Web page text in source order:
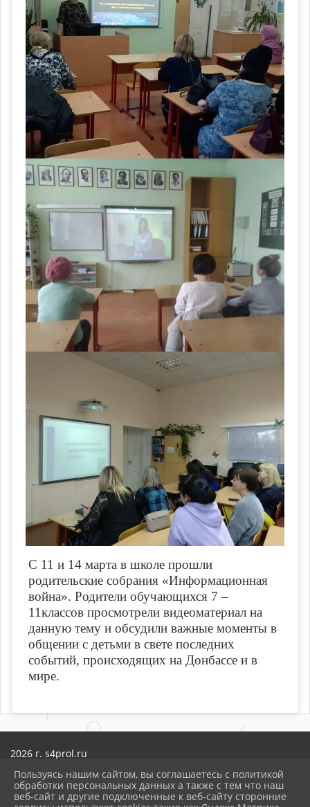
С 11 и 14 марта в школе прошли
родительские собрания «Информационная
война». Родители обучающихся 7 –
11классов просмотрели видеоматериал на
данную тему и обсудили важные моменты в
общении с детьми в свете последних
событий, происходящих на Донбассе и в
мире.
2026 г. s4prol.ru
Карта сайта
Политика обработки персональных данных
Пользуясь нашим сайтом, вы соглашаетесь с политикой
обработки персональных данных а также с тем что наш
веб-сайт и другие подключенные к веб-сайту сторонние